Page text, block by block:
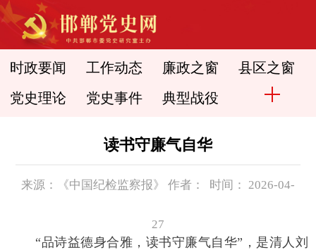
时政要闻 工作动态 廉政之窗 县区之窗
党史理论 党史事件 典型战役
读书守廉气自华
来源：《中国纪检监察报》 作者： 时间： 2026-04-
27
“品诗益德身合雅，读书守廉气自华”，是清人刘